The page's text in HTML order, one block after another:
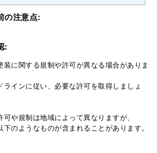
の注意点:
:
装に関する規制や許可が異なる場合がありま
ラインに従い、必要な許可を取得しましょ
や規制は地域によって異なりますが、
のようなものが含まれることがあります。